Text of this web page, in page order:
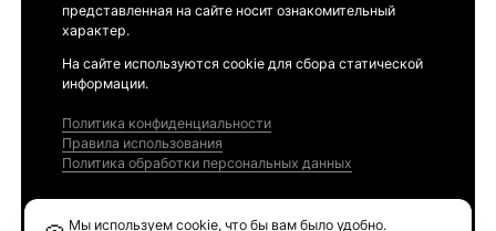
представленная на сайте носит ознакомительный
характер.
На сайте используются cookie для сбора статической
информации.
Политика конфиденциальности
Правила использования
Политика обработки персональных данных
Мы используем cookie, что бы вам было удобно.